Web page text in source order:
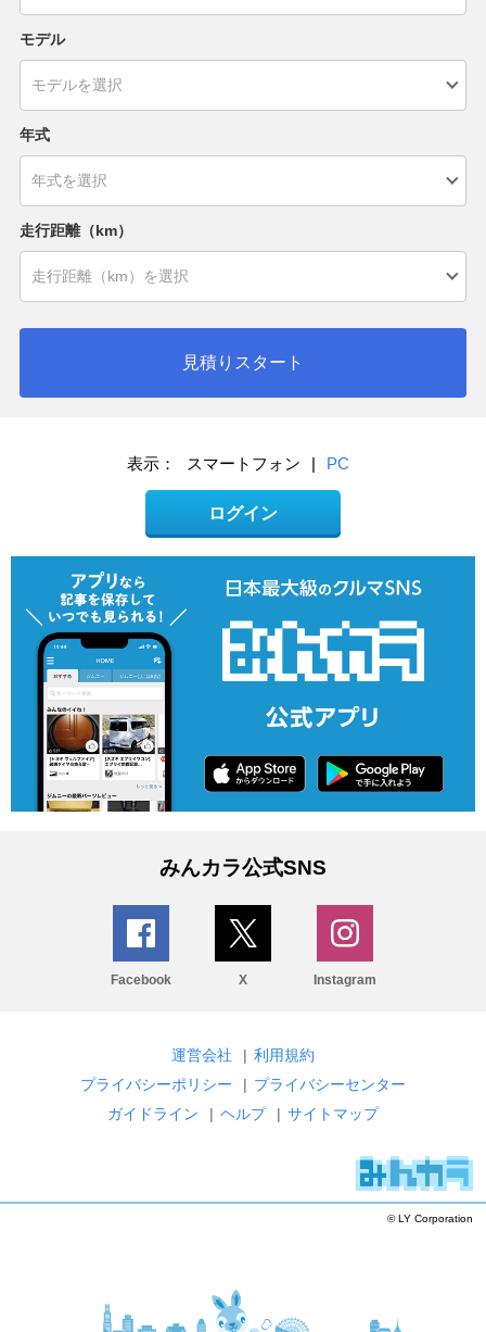
モデル
年式
走行距離（km）
見積りスタート
表示： スマートフォン | PC
ログイン
みんカラ公式SNS
Facebook X Instagram
運営会社 | 利用規約
プライバシーポリシー
| プライバシーセンター
ガイドライン
| ヘルプ | サイトマップ
© LY Corporation